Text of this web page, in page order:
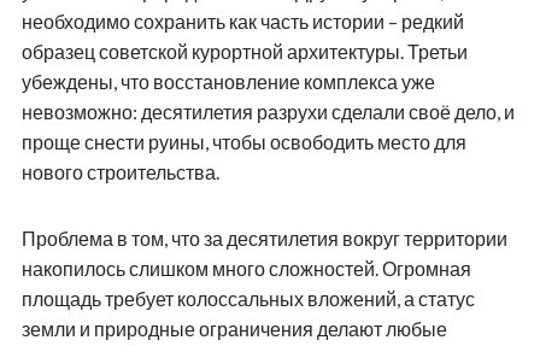
необходимо сохранить как часть истории – редкий
образец советской курортной архитектуры. Третьи
убеждены, что восстановление комплекса уже
невозможно: десятилетия разрухи сделали своё дело, и
проще снести руины, чтобы освободить место для
нового строительства.
Проблема в том, что за десятилетия вокруг территории
накопилось слишком много сложностей. Огромная
площадь требует колоссальных вложений, а статус
земли и природные ограничения делают любые